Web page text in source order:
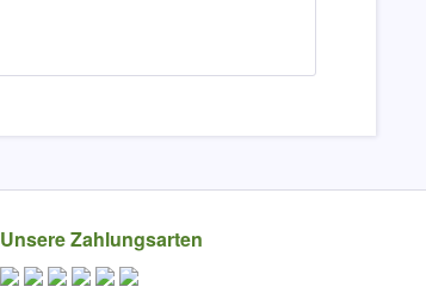
Unsere Zahlungsarten